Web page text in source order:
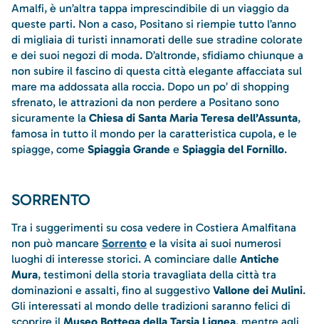
Amalfi, è un’altra tappa imprescindibile di un viaggio da
queste parti. Non a caso, Positano si riempie tutto l’anno
di migliaia di turisti innamorati delle sue stradine colorate
e dei suoi negozi di moda. D’altronde, sfidiamo chiunque a
non subire il fascino di questa città elegante affacciata sul
mare ma addossata alla roccia. Dopo un po’ di shopping
sfrenato, le attrazioni da non perdere a Positano sono
sicuramente la Chiesa di Santa Maria Teresa dell’Assunta,
famosa in tutto il mondo per la caratteristica cupola, e le
spiagge, come Spiaggia Grande e Spiaggia del Fornillo.
SORRENTO
Tra i suggerimenti su cosa vedere in Costiera Amalfitana
non può mancare Sorrento e la visita ai suoi numerosi
luoghi di interesse storici. A cominciare dalle Antiche
Mura, testimoni della storia travagliata della città tra
dominazioni e assalti, fino al suggestivo Vallone dei Mulini.
Gli interessati al mondo delle tradizioni saranno felici di
scoprire il Museo Bottega della Tarsia Lignea, mentre agli